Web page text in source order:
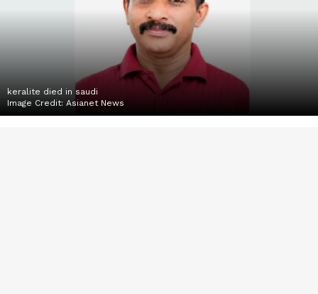
keralite died in saudi
Image Credit: Asianet News